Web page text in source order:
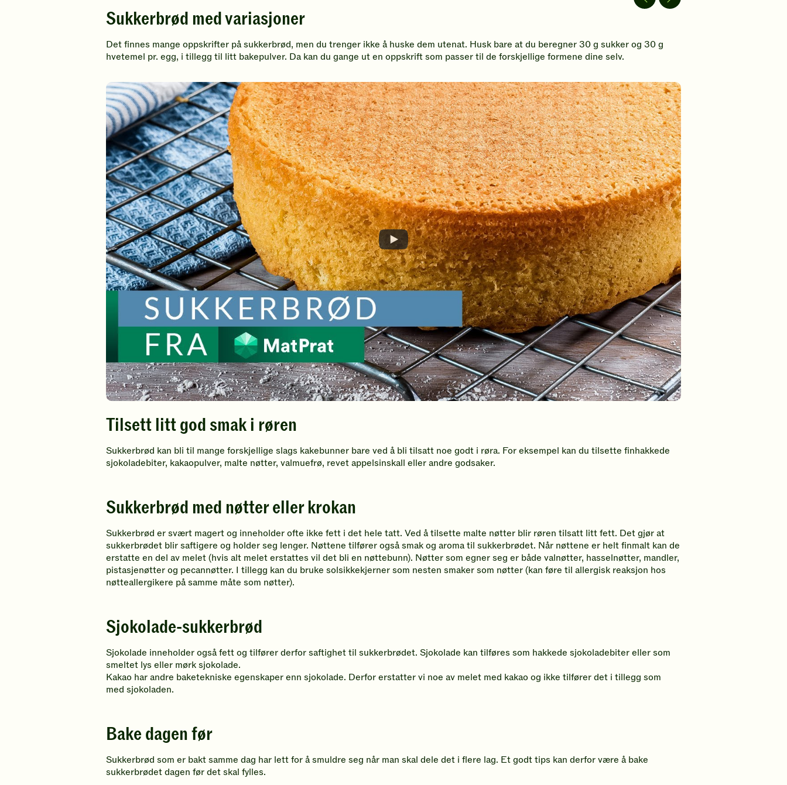
Sukkerbrød med variasjoner
Det finnes mange oppskrifter på sukkerbrød, men du trenger ikke å huske dem utenat. Husk bare at du beregner 30 g sukker og 30 g
hvetemel pr. egg, i tillegg til litt bakepulver. Da kan du gange ut en oppskrift som passer til de forskjellige formene dine selv.
Tilsett litt god smak i røren
Sukkerbrød kan bli til mange forskjellige slags kakebunner bare ved å bli tilsatt noe godt i røra. For eksempel kan du tilsette finhakkede
sjokoladebiter, kakaopulver, malte nøtter, valmuefrø, revet appelsinskall eller andre godsaker.
Sukkerbrød med nøtter eller krokan
Sukkerbrød er svært magert og inneholder ofte ikke fett i det hele tatt. Ved å tilsette malte nøtter blir røren tilsatt litt fett. Det gjør at
sukkerbrødet blir saftigere og holder seg lenger. Nøttene tilfører også smak og aroma til sukkerbrødet. Når nøttene er helt finmalt kan de
erstatte en del av melet (hvis alt melet erstattes vil det bli en nøttebunn). Nøtter som egner seg er både valnøtter, hasselnøtter, mandler,
pistasjenøtter og pecannøtter. I tillegg kan du bruke solsikkekjerner som nesten smaker som nøtter (kan føre til allergisk reaksjon hos
nøtteallergikere på samme måte som nøtter).
Sjokolade-sukkerbrød
Sjokolade inneholder også fett og tilfører derfor saftighet til sukkerbrødet. Sjokolade kan tilføres som hakkede sjokoladebiter eller som
smeltet lys eller mørk sjokolade.
Kakao har andre baketekniske egenskaper enn sjokolade. Derfor erstatter vi noe av melet med kakao og ikke tilfører det i tillegg som
med sjokoladen.
Bake dagen før
Sukkerbrød som er bakt samme dag har lett for å smuldre seg når man skal dele det i flere lag. Et godt tips kan derfor være å bake
sukkerbrødet dagen før det skal fylles.